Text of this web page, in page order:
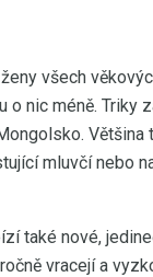
všech
nic méně. Triky
mluvčí nebo
také nové,
vracejí a